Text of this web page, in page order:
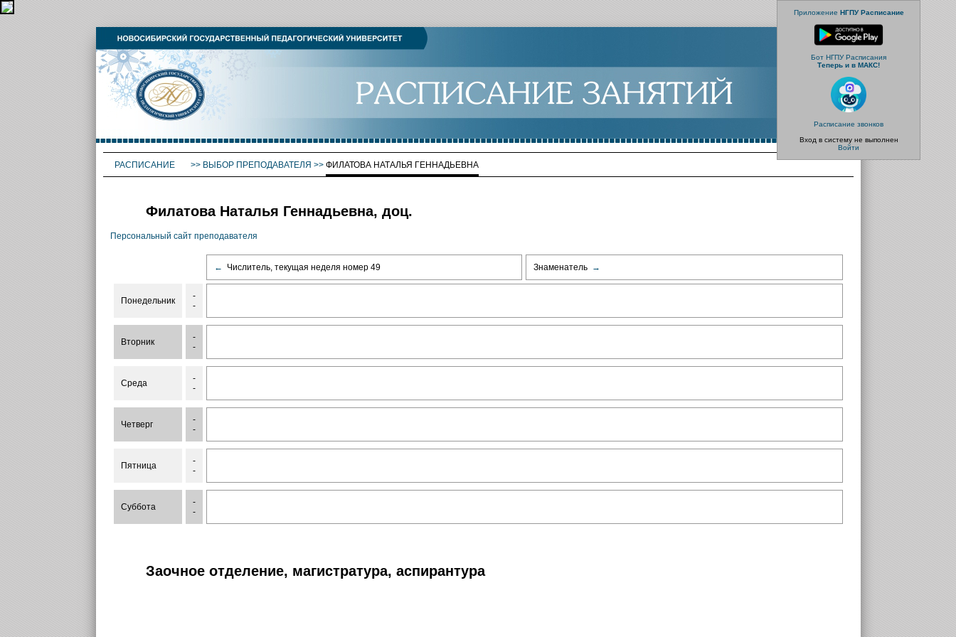
Приложение НГПУ Расписание
Бот НГПУ Расписания
Теперь и в МАКС!
Расписание звонков
Вход в систему не выполнен
Войти
РАСПИСАНИЕ >> ВЫБОР ПРЕПОДАВАТЕЛЯ >> ФИЛАТОВА НАТАЛЬЯ ГЕННАДЬЕВНА
Филатова Наталья Геннадьевна, доц.
Персональный сайт преподавателя
← Числитель, текущая неделя номер 49 Знаменатель →
Понедельник
-
-
Вторник
-
-
Среда
-
-
Четверг
-
-
Пятница
-
-
Суббота
-
-
Заочное отделение, магистратура, аспирантура